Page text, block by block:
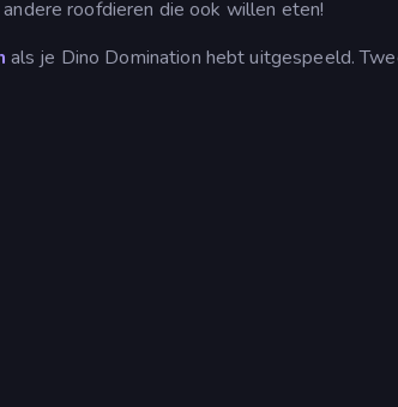
roofdieren die ook willen eten!
als je Dino Domination hebt uitgespeeld.